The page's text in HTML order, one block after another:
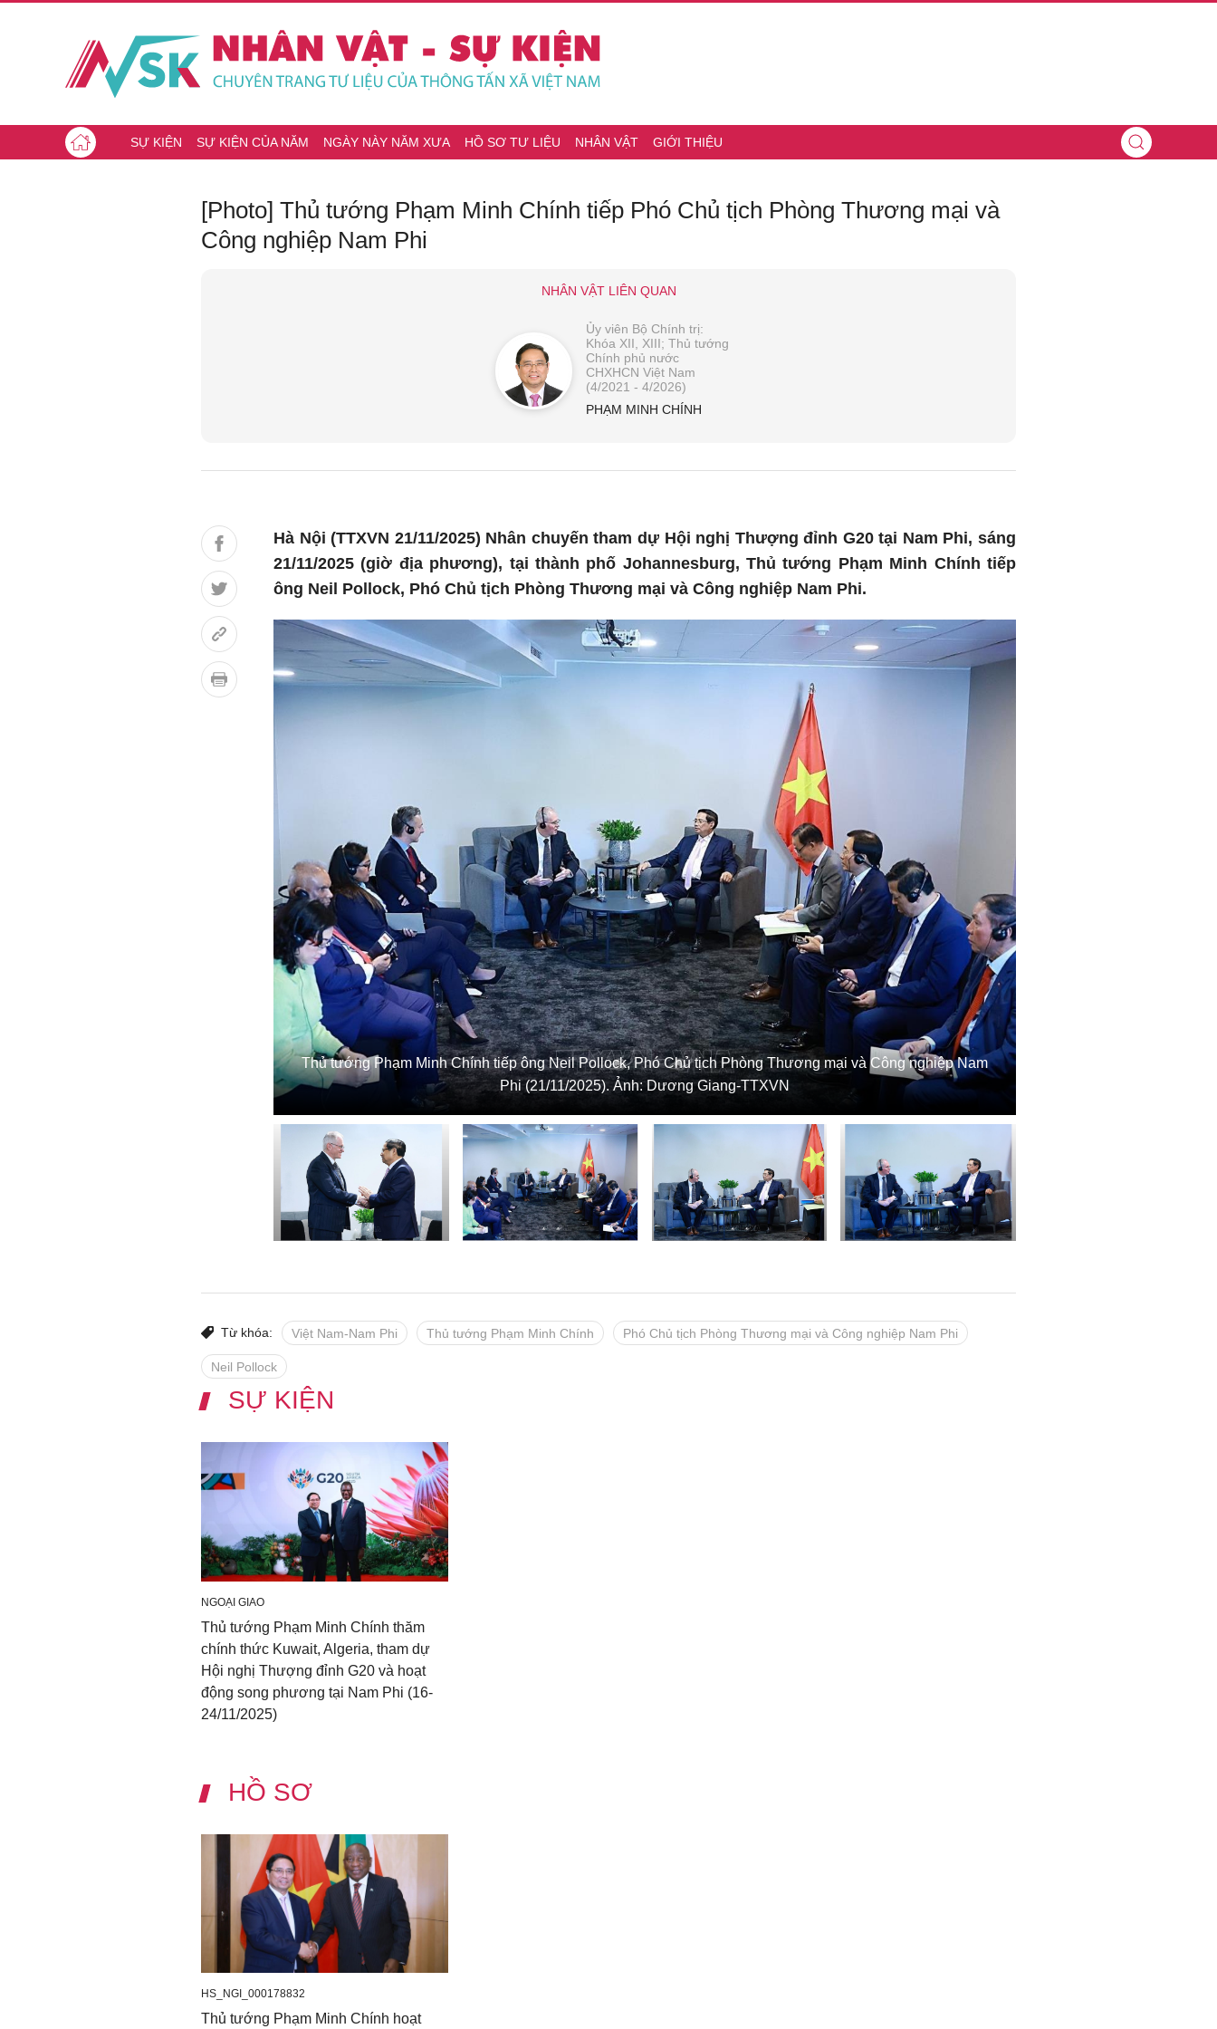
SỰ KIỆN SỰ KIỆN CỦA NĂM NGÀY NÀY NĂM XƯA HỒ SƠ TƯ LIỆU NHÂN VẬT GIỚI THIỆU
[Photo] Thủ tướng Phạm Minh Chính tiếp Phó Chủ tịch Phòng Thương mại và
Công nghiệp Nam Phi
NHÂN VẬT LIÊN QUAN
Ủy viên Bộ Chính trị:
Khóa XII, XIII; Thủ tướng
Chính phủ nước
CHXHCN Việt Nam
(4/2021 - 4/2026)
PHẠM MINH CHÍNH
Hà Nội (TTXVN 21/11/2025) Nhân chuyến tham dự Hội nghị Thượng đỉnh G20 tại Nam Phi, sáng
21/11/2025 (giờ địa phương), tại thành phố Johannesburg, Thủ tướng Phạm Minh Chính tiếp
ông Neil Pollock, Phó Chủ tịch Phòng Thương mại và Công nghiệp Nam Phi.
Thủ tướng Phạm Minh Chính tiếp ông Neil Pollock, Phó Chủ tịch Phòng Thương mại và Công nghiệp Nam
Phi (21/11/2025). Ảnh: Dương Giang-TTXVN
Từ khóa: Việt Nam-Nam Phi Thủ tướng Phạm Minh Chính Phó Chủ tịch Phòng Thương mại và Công nghiệp Nam Phi
Neil Pollock
SỰ KIỆN
NGOẠI GIAO
Thủ tướng Phạm Minh Chính thăm
chính thức Kuwait, Algeria, tham dự
Hội nghị Thượng đỉnh G20 và hoạt
động song phương tại Nam Phi (16-
24/11/2025)
HỒ SƠ
HS_NGI_000178832
Thủ tướng Phạm Minh Chính hoạt